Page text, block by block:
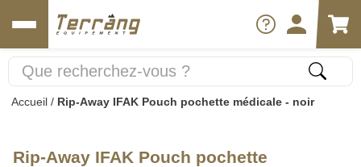
Accueil / Rip-Away IFAK Pouch pochette médicale - noir
Rip-Away IFAK Pouch pochette